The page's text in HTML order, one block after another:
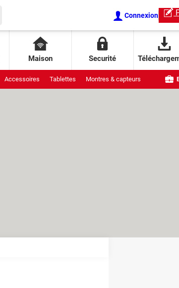
Connexion
Maison Securité
Accessoires Tablettes Montres & capteurs